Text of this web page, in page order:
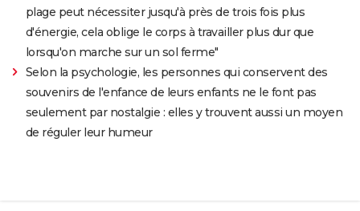
plage peut nécessiter jusqu'à près de trois fois plus
d'énergie, cela oblige le corps à travailler plus dur que
lorsqu'on marche sur un sol ferme"
Selon la psychologie, les personnes qui conservent des
souvenirs de l'enfance de leurs enfants ne le font pas
seulement par nostalgie : elles y trouvent aussi un moyen
de réguler leur humeur